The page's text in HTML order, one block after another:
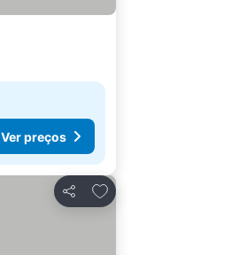
Ver preços
Partilhar
Adicionar aos favoritos